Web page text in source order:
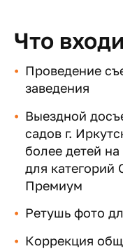
Что
Проведение
заведения
Выездной
садов г.
более детей
для категорий
Премиум
Ретушь фото
Коррекция